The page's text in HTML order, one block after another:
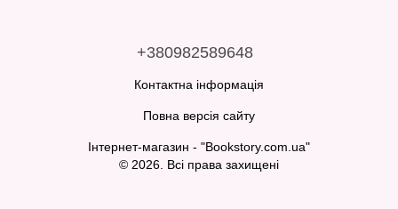
+380982589648
Контактна інформація
Повна версія сайту
Інтернет-магазин - "Bookstory.com.ua"
© 2026. Всі права захищені